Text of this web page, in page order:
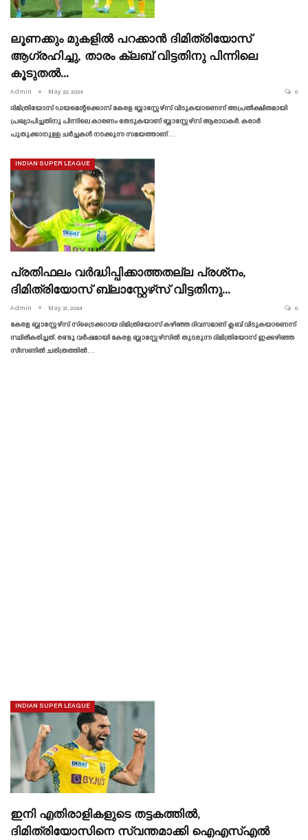
ലൂണക്കും മുകളിൽ പറക്കാൻ ദിമിത്രിയോസ്
ആഗ്രഹിച്ചു, താരം ക്ലബ് വിട്ടതിനു പിന്നിലെ
കൂടുതൽ…
Admin May 22, 2024 0
ദിമിത്രിയോസ് ഡയമെന്റക്കൊസ് കേരള ബ്ലാസ്റ്റേഴ്‌സ് വിടുകയാണെന്ന് അപ്രതീക്ഷിതമായി
പ്രഖ്യാപിച്ചതിനു പിന്നിലെ കാരണം തേടുകയാണ് ബ്ലാസ്റ്റേഴ്‌സ് ആരാധകർ. കരാർ
പുതുക്കാനുള്ള ചർച്ചകൾ നടക്കുന്ന സമയത്താണ്…
INDIAN SUPER LEAGUE
പ്രതിഫലം വർദ്ധിപ്പിക്കാത്തതല്ല പ്രശ്‌നം,
ദിമിത്രിയോസ് ബ്ലാസ്റ്റേഴ്‌സ് വിട്ടതിനു…
Admin May 21, 2024 0
കേരള ബ്ലാസ്റ്റേഴ്‌സ് സ്‌ട്രൈക്കറായ ദിമിത്രിയോസ് കഴിഞ്ഞ ദിവസമാണ് ക്ലബ് വിടുകയാണെന്ന്
സ്ഥിരീകരിച്ചത്. രണ്ടു വർഷമായി കേരള ബ്ലാസ്റ്റേഴ്‌സിൽ തുടരുന്ന ദിമിത്രിയോസ് ഇക്കഴിഞ്ഞ
സീസണിൽ ചരിത്രത്തിൽ…
INDIAN SUPER LEAGUE
ഇനി എതിരാളികളുടെ തട്ടകത്തിൽ,
ദിമിത്രിയോസിനെ സ്വന്തമാക്കി ഐഎസ്എൽ